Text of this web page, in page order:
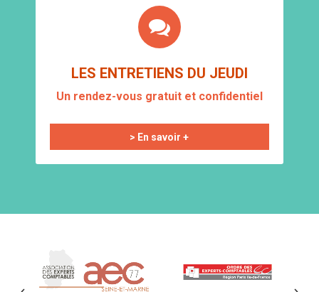
LES ENTRETIENS DU JEUDI
Un rendez-vous gratuit et confidentiel
> En savoir +